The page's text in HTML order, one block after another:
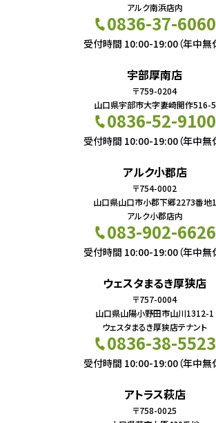
アルク南浜店内
0836-37-6060
受付時間 10:00-19:00（年中無
宇部厚南店
〒759-0204
山口県宇部市大字妻崎開作516-5
0836-52-9100
受付時間 10:00-19:00（年中無
アルク小郡店
〒754-0002
山口県山口市小郡下郷2273番地1
アルク小郡店内
083-902-6626
受付時間 10:00-19:00（年中無
ウェスタまるき厚狭店
〒757-0004
山口県山陽小野田市山川1312-1
ウェスタまるき厚狭店テナント
0836-38-5523
受付時間 10:00-19:00（年中無
アトラス萩店
〒758-0025